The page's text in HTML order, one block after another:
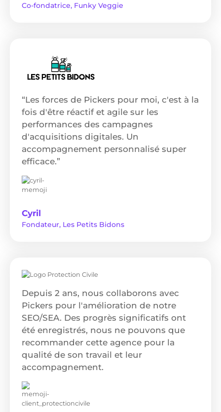
Co-fondatrice, Funky Veggie
“Les forces de Pickers pour moi, c'est à la
fois d'être réactif et agile sur les
performances des campagnes
d'acquisitions digitales. Un
accompagnement personnalisé super
efficace.”
Cyril
Fondateur, Les Petits Bidons
Depuis 2 ans, nous collaborons avec
Pickers pour l'amélioration de notre
SEO/SEA. Des progrès significatifs ont
été enregistrés, nous ne pouvons que
recommander cette agence pour la
qualité de son travail et leur
accompagnement.